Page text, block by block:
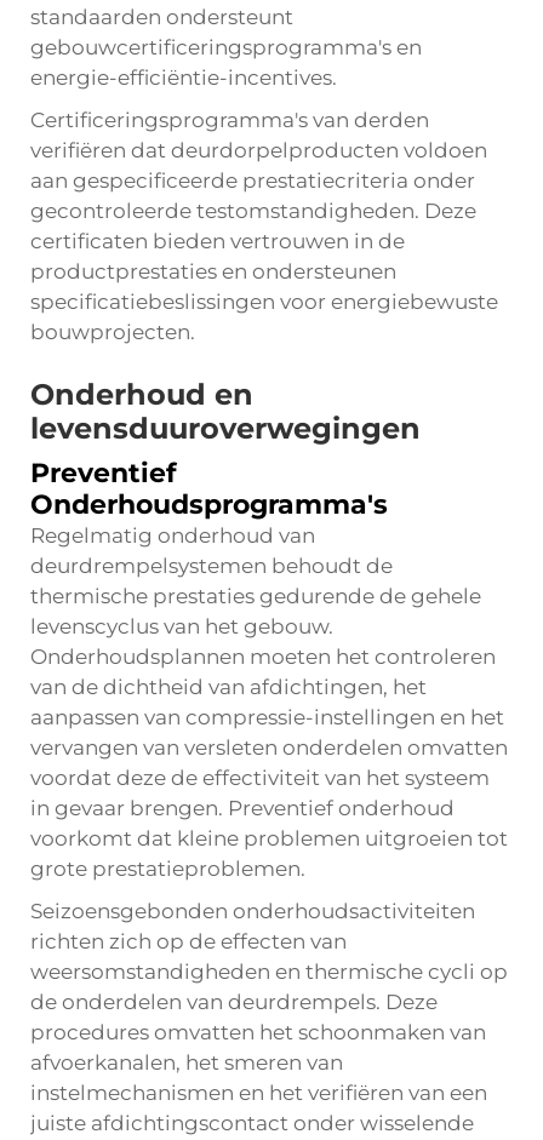
standaarden ondersteunt
gebouwcertificeringsprogramma's en
energie-efficiëntie-incentives.
Certificeringsprogramma's van derden
verifiëren dat deurdorpelproducten voldoen
aan gespecificeerde prestatiecriteria onder
gecontroleerde testomstandigheden. Deze
certificaten bieden vertrouwen in de
productprestaties en ondersteunen
specificatiebeslissingen voor energiebewuste
bouwprojecten.
Onderhoud en
levensduuroverwegingen
Preventief
Onderhoudsprogramma's
Regelmatig onderhoud van
deurdrempelsystemen behoudt de
thermische prestaties gedurende de gehele
levenscyclus van het gebouw.
Onderhoudsplannen moeten het controleren
van de dichtheid van afdichtingen, het
aanpassen van compressie-instellingen en het
vervangen van versleten onderdelen omvatten
voordat deze de effectiviteit van het systeem
in gevaar brengen. Preventief onderhoud
voorkomt dat kleine problemen uitgroeien tot
grote prestatieproblemen.
Seizoensgebonden onderhoudsactiviteiten
richten zich op de effecten van
weersomstandigheden en thermische cycli op
de onderdelen van deurdrempels. Deze
procedures omvatten het schoonmaken van
afvoerkanalen, het smeren van
instelmechanismen en het verifiëren van een
juiste afdichtingscontact onder wisselende